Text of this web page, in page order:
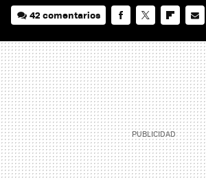
42 comentarios
MAIL